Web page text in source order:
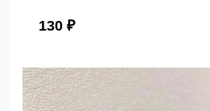
130 ₽